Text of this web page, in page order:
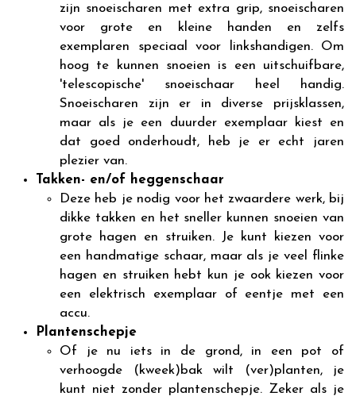
zijn snoeischaren met extra grip, snoeischaren
voor grote en kleine handen en zelfs
exemplaren speciaal voor linkshandigen. Om
hoog te kunnen snoeien is een uitschuifbare,
'telescopische' snoeischaar heel handig.
Snoeischaren zijn er in diverse prijsklassen,
maar als je een duurder exemplaar kiest en
dat goed onderhoudt, heb je er echt jaren
plezier van.
Takken- en/of heggenschaar
Deze heb je nodig voor het zwaardere werk, bij
dikke takken en het sneller kunnen snoeien van
grote hagen en struiken. Je kunt kiezen voor
een handmatige schaar, maar als je veel flinke
hagen en struiken hebt kun je ook kiezen voor
een elektrisch exemplaar of eentje met een
accu.
Plantenschepje
Of je nu iets in de grond, in een pot of
verhoogde (kweek)bak wilt (ver)planten, je
kunt niet zonder plantenschepje. Zeker als je